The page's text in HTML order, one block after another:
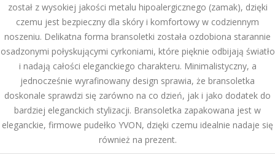
został z wysokiej jakości metalu hipoalergicznego (zamak), dzięki
czemu jest bezpieczny dla skóry i komfortowy w codziennym
noszeniu. Delikatna forma bransoletki została ozdobiona starannie
osadzonymi połyskującymi cyrkoniami, które pięknie odbijają światło
i nadają całości eleganckiego charakteru. Minimalistyczny, a
jednocześnie wyrafinowany design sprawia, że bransoletka
doskonale sprawdzi się zarówno na co dzień, jak i jako dodatek do
bardziej eleganckich stylizacji. Bransoletka zapakowana jest w
eleganckie, firmowe pudełko YVON, dzięki czemu idealnie nadaje się
również na prezent.